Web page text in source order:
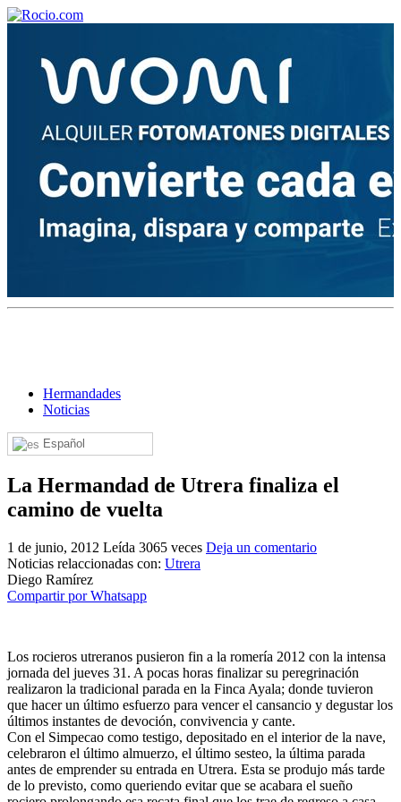
Hermandades
Noticias
Español
La Hermandad de Utrera finaliza el
camino de vuelta
1 de junio, 2012 Leída 3065 veces Deja un comentario
Noticias relaccionadas con: Utrera
Diego Ramírez
Compartir por Whatsapp
Los rocieros utreranos pusieron fin a la romería 2012 con la intensa
jornada del jueves 31. A pocas horas finalizar su peregrinación
realizaron la tradicional parada en la Finca Ayala; donde tuvieron
que hacer un último esfuerzo para vencer el cansancio y degustar los
últimos instantes de devoción, convivencia y cante.
Con el Simpecao como testigo, depositado en el interior de la nave,
celebraron el último almuerzo, el último sesteo, la última parada
antes de emprender su entrada en Utrera. Esta se produjo más tarde
de lo previsto, como queriendo evitar que se acabara el sueño
¡Bienvenido! Soy el asistente virtual de rocio.com.
¿En qué puedo ayudarte?
¿Cuándo se construyó la primera ermita?
El traslado cada siete años
¿Cuales son los actos principales que se celebran en el
Quiero hacer el camino,¿que tengo que hacer?